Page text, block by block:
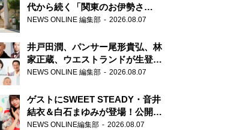
代から続く「関東のお伊勢さ
ま」、芝大神宮にてランパンプス
NEWS ONLINE 編集部 2026.08.07
井戸田潤、パンサー尾形貴弘、林
家正蔵、ウエストランドが生登
場！『ラジオビバリー昼ズ』
NEWS ONLINE 編集部 2026.08.07
ゲストにSWEET STEADY・音井
結衣＆白石まゆみが登場！公開収
録で素顔全開！
NEWS ONLINE編集部 2026.08.07